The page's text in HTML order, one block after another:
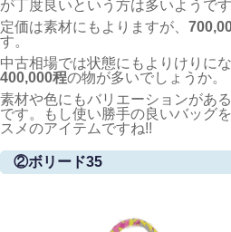
が丁度良いという方は多いようです
定価は素材にもよりますが、
す。
中古相場では状態にもよりけりにな
400,000程の物が多いでしょうか。
素材や色にもバリエーションがあ
です。もし使い勝手の良いバッグ
スメのアイテムですね!!
②ボリード35